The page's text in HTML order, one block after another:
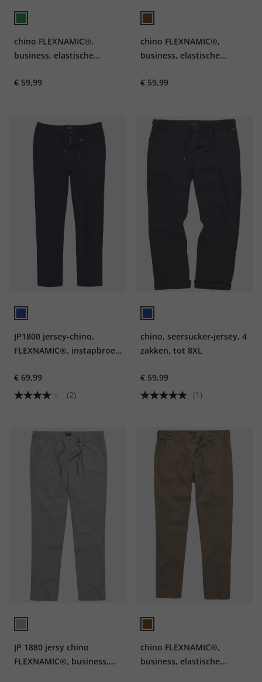
chino FLEXNAMIC®,
business, elastische
Straight Fit, tot maat 72
€ 59,99
chino FLEXNAMIC®,
business, elastische
Straight Fit, tot maat 72
€ 59,99
JP1800 jersey-chino,
FLEXNAMIC®, instapbroek
Fit, tot 7XL
€ 69,99
(2)
chino, seersucker-jersey, 4
zakken, tot 8XL
€ 59,99
(1)
JP 1880 jersy chino
FLEXNAMIC®, business,
chino FLEXNAMIC®,
business, elastische